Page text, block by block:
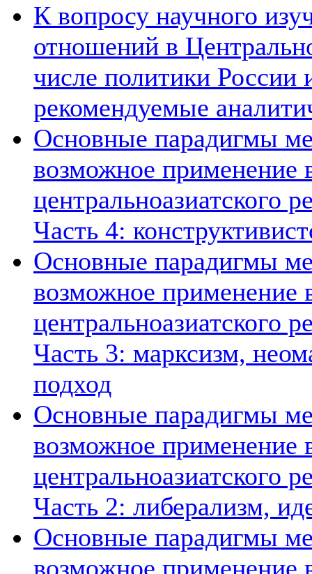
К вопросу научного
отношений в
числе политики России
рекомендуемые
Основные парадигмы
возможное применение
центральноазиатского
Часть 4:
Основные парадигмы
возможное применение
центральноазиатского
Часть 3: марксизм,
подход
Основные парадигмы
возможное применение
центральноазиатского
Часть 2: либерализм,
Основные парадигмы
возможное применение